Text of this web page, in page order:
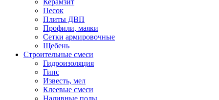
Керамзит
Песок
Плиты ДВП
Профили, маяки
Сетки армировочные
Щебень
Строительные смеси
Гидроизоляция
Гипс
Известь, мел
Клеевые смеси
Наливные полы